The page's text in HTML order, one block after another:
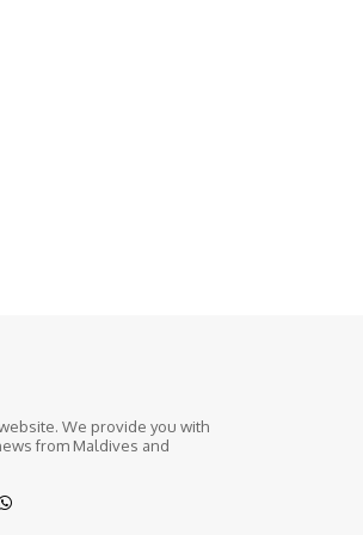
We provide you with
from Maldives and